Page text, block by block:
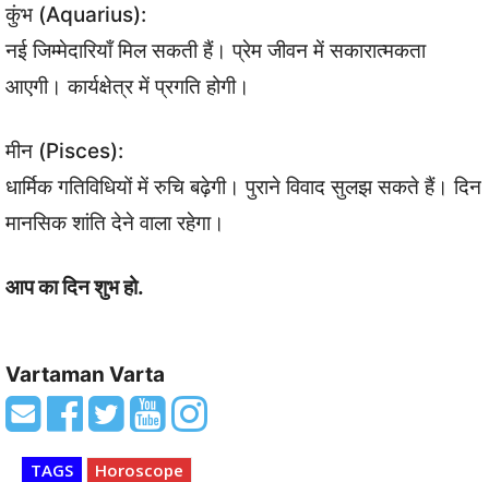
कुंभ (Aquarius):
नई जिम्मेदारियाँ मिल सकती हैं। प्रेम जीवन में सकारात्मकता
आएगी। कार्यक्षेत्र में प्रगति होगी।
मीन (Pisces):
धार्मिक गतिविधियों में रुचि बढ़ेगी। पुराने विवाद सुलझ सकते हैं। दिन
मानसिक शांति देने वाला रहेगा।
आप का दिन शुभ हो.
Vartaman Varta
TAGS Horoscope